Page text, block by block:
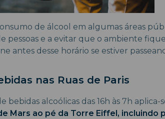
de álcool em algumas áreas
pessoas e a evitar que o ambiente
antes desse horário se estiver
nas Ruas de Paris
bebidas alcoólicas das 16h às 7h aplica-
Mars ao pé da Torre Eiffel, incluindo